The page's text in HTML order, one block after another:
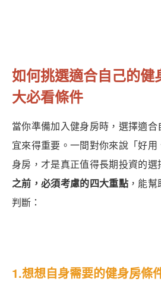
如何挑選適合自己的健
大必看條件
當你準備加入健身房時，選擇適
宜來得重要。一間對你來說「好
身房，才是真正值得長期投資的選
之前，必須考慮的四大重點 ，能
判斷：
1.想想自身需要的健身房條